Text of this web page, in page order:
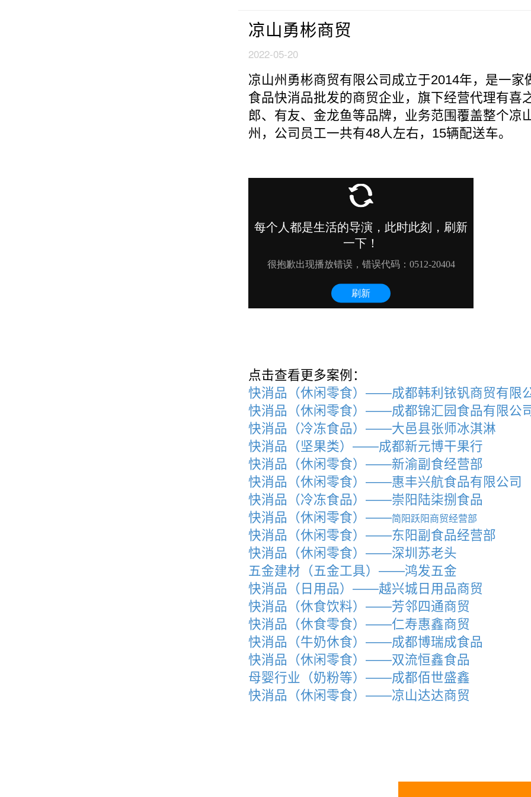
凉山勇彬商贸
2022-05-20
凉山州勇彬商贸有限公司成立于2014年，是一家
食品快消品批发的商贸企业，旗下经营代理有喜
郎、有友、金龙鱼等品牌，业务范围覆盖整个凉
州，公司员工一共有48人左右，15辆配送车。
点击查看更多案例：
快消品（休闲零食）——成都韩利铱钒商贸有限
快消品（休闲零食）——成都锦汇园食品有限公
快消品（冷冻食品）——大邑县张师冰淇淋
快消品（坚果类）——成都新元博干果行
快消品（休闲零食）——新渝副食经营部
快消品（休闲零食）——惠丰兴航食品有限公司
快消品（冷冻食品）——崇阳陆柒捌食品
快消品（休闲零食）——简阳跃阳商贸经营部
快消品（休闲零食）——东阳副食品经营部
快消品（休闲零食）——深圳苏老头
五金建材（五金工具）——鸿发五金
快消品（日用品）——越兴城日用品商贸
快消品（休食饮料）——芳邻四通商贸
快消品（休食零食）——仁寿惠鑫商贸
快消品（牛奶休食）——成都博瑞成食品
快消品（休闲零食）——双流恒鑫食品
母婴行业（奶粉等）——成都佰世盛鑫
快消品（休闲零食）——凉山达达商贸